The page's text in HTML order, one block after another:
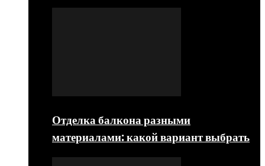
Отделка балкона разными
материалами: какой вариант выбрать